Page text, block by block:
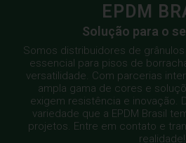
EPDM
Solução para o
Somos distribuidores de grânulos
essencial para pisos de
versatilidade. Com parcerias
ampla gama de cores e
exigem resistência e inovação.
variedade que a EPDM Brasil
projetos. Entre em contato e
realidade!